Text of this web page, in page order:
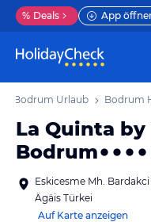
% Deals App
Bodrum Urlaub Bodrum
La Quinta
Bodrum
Eskicesme Mh.
Ägäis Türkei
Auf Karte anzeigen